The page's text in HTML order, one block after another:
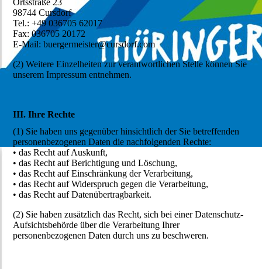
98744 Cursdorf
Tel.: +49 036705 62017
Fax: 036705 20172
E-Mail: buergermeister@cursdorf.com
(2) Weitere Einzelheiten zur verantwortlichen Stelle können Sie
unserem Impressum entnehmen.
III. Ihre Rechte
(1) Sie haben uns gegenüber hinsichtlich der Sie betreffenden
personenbezogenen Daten die nachfolgenden Rechte:
• das Recht auf Auskunft,
• das Recht auf Berichtigung und Löschung,
• das Recht auf Einschränkung der Verarbeitung,
• das Recht auf Widerspruch gegen die Verarbeitung,
• das Recht auf Datenübertragbarkeit.
(2) Sie haben zusätzlich das Recht, sich bei einer Datenschutz-
Aufsichtsbehörde über die Verarbeitung Ihrer
personenbezogenen Daten durch uns zu beschweren.